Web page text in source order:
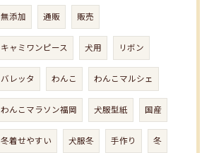
無添加 通販 販売
キャミワンピース 犬用 リボン
バレッタ わんこ わんこマルシェ
わんこマラソン福岡 犬服型紙 国産
冬着せやすい 犬服冬 手作り 冬